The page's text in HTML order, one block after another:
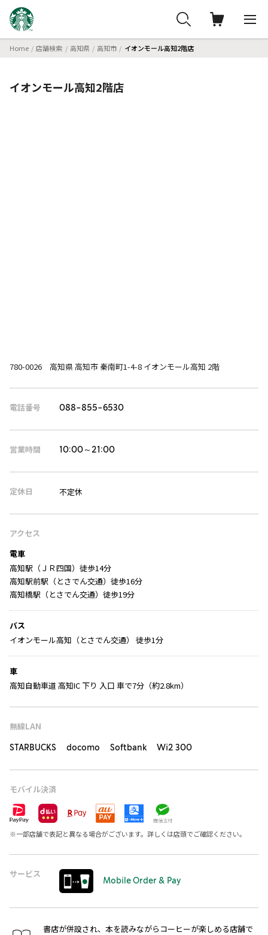
Home 店舗検索 高知県 高知市 イオンモール高知2階店
イオンモール高知2階店
780-0026 高知県 高知市 秦南町1-4-8 イオンモール高知 2階
電話番号 088-855-6530
営業時間 10:00～21:00
定休日 不定休
アクセス
電車
高知駅（ＪＲ四国）徒歩14分
高知駅前駅（とさでん交通）徒歩16分
高知橋駅（とさでん交通）徒歩19分
バス
イオンモール高知（とさでん交通） 徒歩1分
車
高知自動車道 高知IC 下り 入口 車で7分（約2.8km）
無線LAN
STARBUCKS docomo Softbank Wi2 300
モバイル決済
※一部店舗で表記と異なる場合がございます。詳しくは店頭でご確認ください。
サービス
Mobile Order & Pay
書店が併設され、本を読みながらコーヒーが楽しめる店舗で